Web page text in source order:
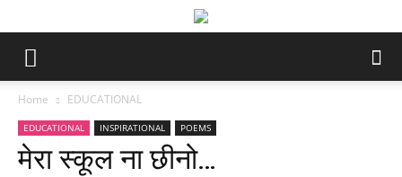
Home EDUCATIONAL
EDUCATIONAL INSPIRATIONAL POEMS
मेरा स्कूल ना छीनो…